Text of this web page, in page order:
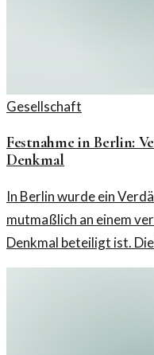
Gesellschaft
Festnahme in Berlin:
Denkmal
In Berlin wurde ein
mutmaßlich an einem
Denkmal beteiligt ist.
Fragen auf.